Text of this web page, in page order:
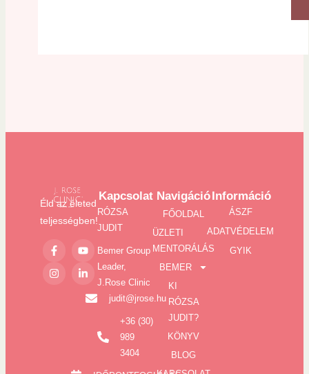
Éld az életed
teljességben!
Kapcsolat
RÓZSA
JUDIT
Bemer Group
Leader,
J.Rose Clinic
judit@jrose.hu
+36 (30)
989
3404
Navigáció
FŐOLDAL
ÜZLETI
MENTORÁLÁS
BEMER
KI
RÓZSA
JUDIT?
KÖNYV
BLOG
Információ
ÁSZF
ADATVÉDELEM
GYIK